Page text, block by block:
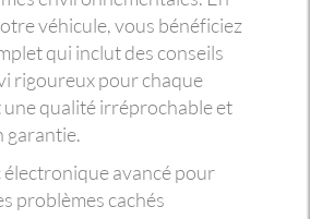
véhicule, vous bénéficiez
qui inclut des conseils
rigoureux pour chaque
une qualité irréprochable et
garantie.
électronique avancé pour
problèmes cachés